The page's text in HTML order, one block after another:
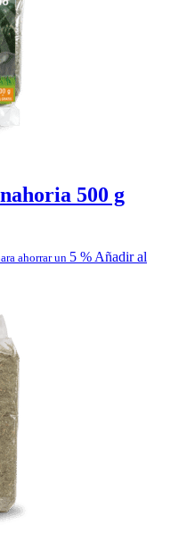
500 g
ahorrar un 5 % Añadir al